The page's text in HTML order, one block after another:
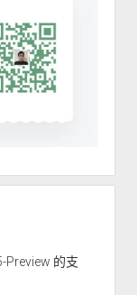
Preview 的支